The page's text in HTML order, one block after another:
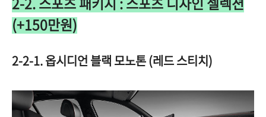
(+150만원)
2-2-1. 옵시디언 블랙 모노톤 (레드 스티치)